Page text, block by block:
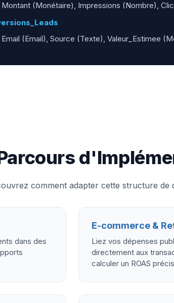
Montant (Monétaire), Impressions (Nombre),
(Email), Source (Texte), Valeur_Estimee
comment adapter cette structure de
dans des
E-commerce &
Liez vos dépenses
directement aux
calculer un ROAS